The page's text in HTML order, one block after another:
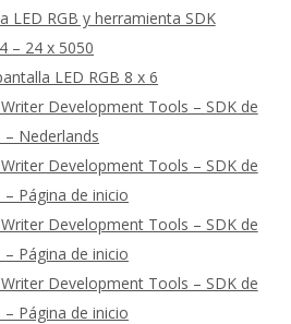
LED RGB y herramienta SDK
– 24 x 5050
LED RGB 8 x 6
Development Tools – SDK de
Nederlands
Development Tools – SDK de
Página de inicio
Development Tools – SDK de
Página de inicio
Development Tools – SDK de
Página de inicio